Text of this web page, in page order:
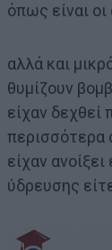
όπως είναι
αλλά και
θυμίζουν
είχαν δεχθεί
περισσότερα
είχαν
ύδρευσης